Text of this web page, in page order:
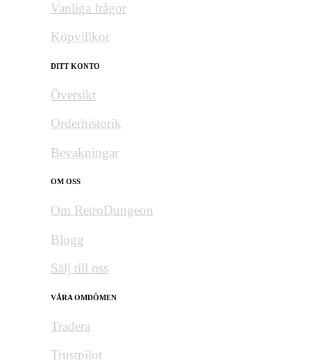
Vanliga frågor
Köpvillkor
DITT KONTO
Översikt
Orderhistorik
Bevakningar
OM OSS
Om RetroDungeon
Blogg
Sälj till oss
VÅRA OMDÖMEN
Tradera
Trustpilot